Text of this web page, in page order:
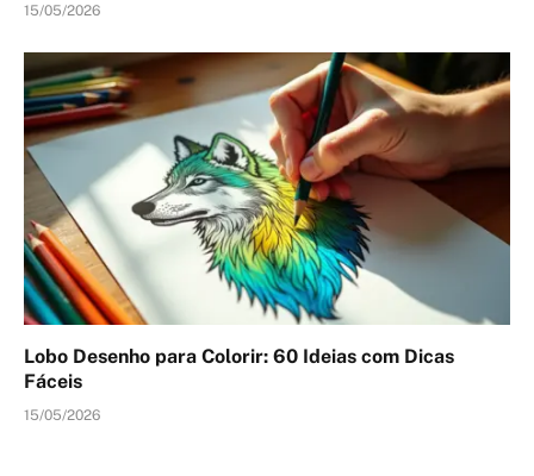
15/05/2026
Lobo Desenho para Colorir: 60 Ideias com Dicas
Fáceis
15/05/2026